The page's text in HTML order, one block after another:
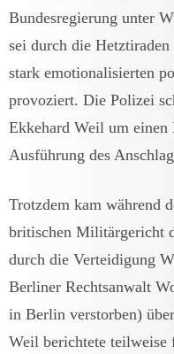
Bundesregierung unter
sei durch die
stark emotionalisierten
provoziert. Die Polizei
Ekkehard Weil um
Ausführung des
Trotzdem kam während
britischen Militärgericht
durch die Verteidigung
Berliner Rechtsanwalt
in Berlin verstorben)
Weil berichtete teilweise